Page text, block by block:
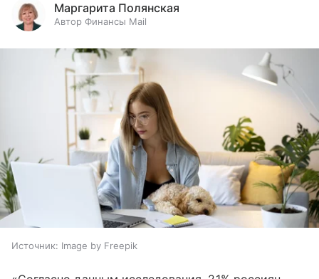
Маргарита Полянская
Автор Финансы Mail
Источник: Image by Freepik